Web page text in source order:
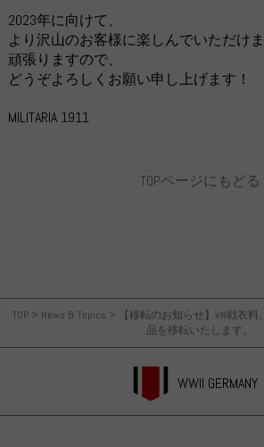
TOP > News & Topics >
【移転のお知らせ】VN戦衣
品を移転いたします。
WWII GERMANY
2023年に向けて、
より沢山のお客様に楽しんでいただけ
頑張りますので、
どうぞよろしくお願い申し上げます！
MILITARIA 1911
TOPページにもどる